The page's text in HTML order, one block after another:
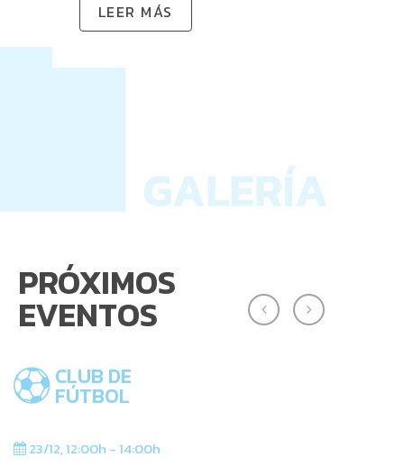
LEER MÁS
PRÓXIMOS
EVENTOS
CLUB DE
FÚTBOL
23/12, 12:00h - 14:00h